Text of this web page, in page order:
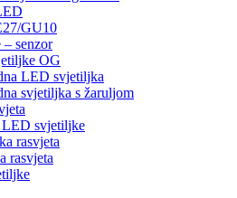
GU10
senzor
OG
LED svjetiljka
svjetiljka s žaruljom
LED svjetiljke
rasvjeta
rasvjeta